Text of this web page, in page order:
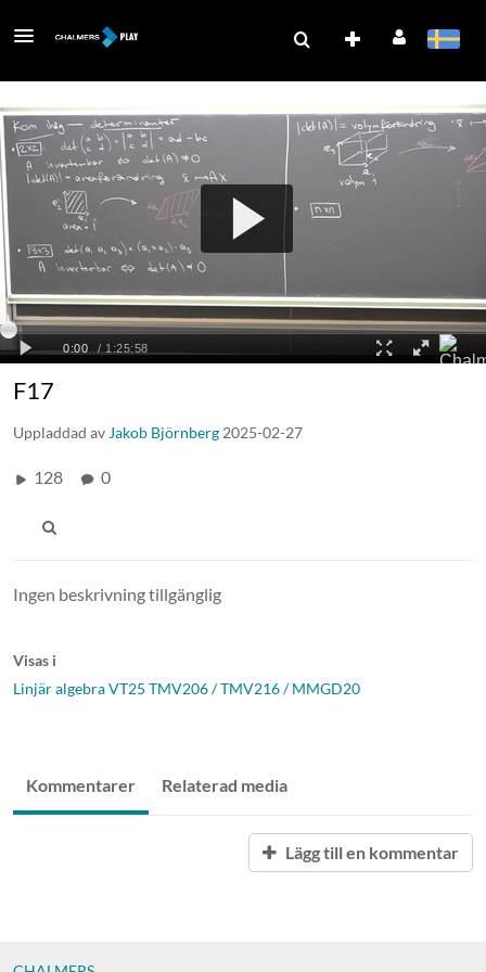
F17
Uppladdad av Jakob Björnberg 2025-02-27
128 0
Ingen beskrivning tillgänglig
Visas i
Linjär algebra VT25 TMV206 / TMV216 / MMGD20
Kommentarer Relaterad media
Lägg till en kommentar